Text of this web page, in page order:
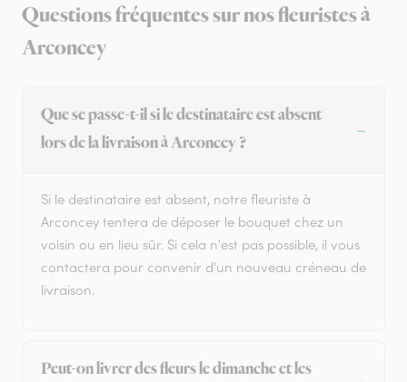
Questions fréquentes sur nos fleuristes à
Arconcey
Que se passe-t-il si le destinataire est absent
lors de la livraison à Arconcey ?
Si le destinataire est absent, notre fleuriste à
Arconcey tentera de déposer le bouquet chez un
voisin ou en lieu sûr. Si cela n'est pas possible, il vous
contactera pour convenir d'un nouveau créneau de
livraison.
Peut-on livrer des fleurs le dimanche et les